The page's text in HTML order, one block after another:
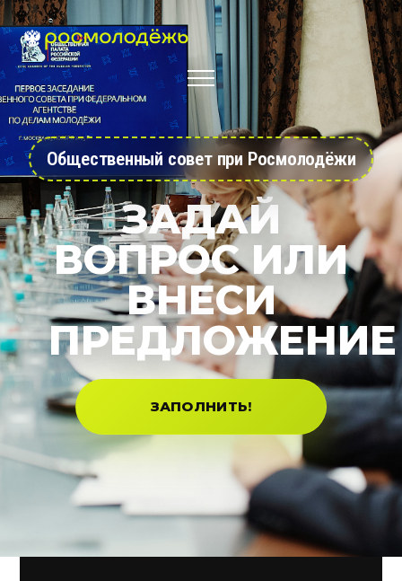
Общественный совет при Росмолодёжи
ЗАДАЙ
ВОПРОС ИЛИ
ВНЕСИ
ПРЕДЛОЖЕНИЕ
ЗАПОЛНИТЬ!